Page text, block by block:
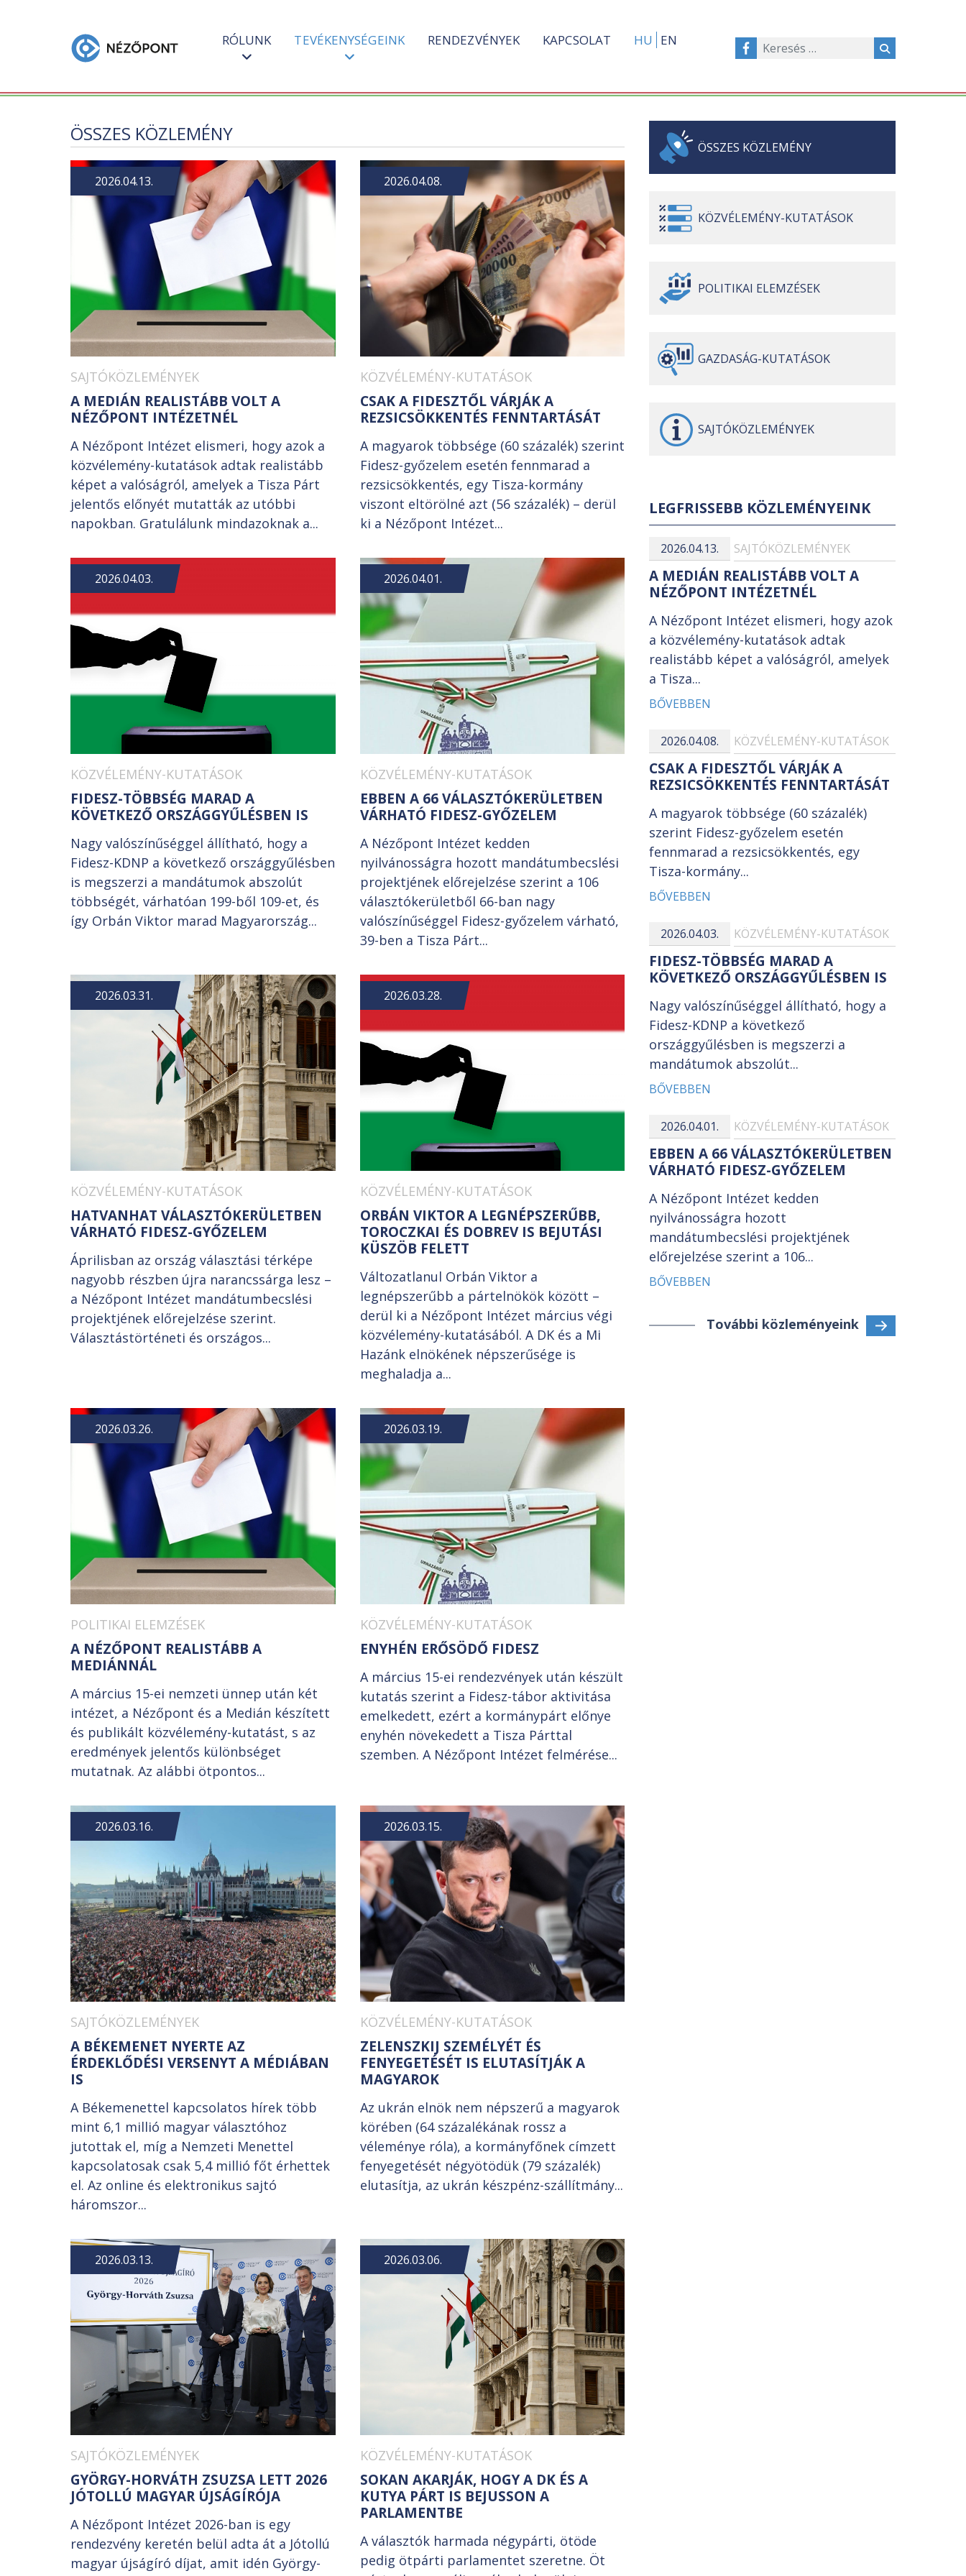
RÓLUNK TEVÉKENYSÉGEINK RENDEZVÉNYEK KAPCSOLAT HU EN
ÖSSZES KÖZLEMÉNY
2026.04.13.
SAJTÓKÖZLEMÉNYEK
A MEDIÁN REALISTÁBB VOLT A
NÉZŐPONT INTÉZETNÉL
A Nézőpont Intézet elismeri, hogy azok a
közvélemény-kutatások adtak realistább
képet a valóságról, amelyek a Tisza Párt
jelentős előnyét mutatták az utóbbi
napokban. Gratulálunk mindazoknak a...
2026.04.08.
KÖZVÉLEMÉNY-KUTATÁSOK
CSAK A FIDESZTŐL VÁRJÁK A
REZSICSÖKKENTÉS FENNTARTÁSÁT
A magyarok többsége (60 százalék) szerint
Fidesz-győzelem esetén fennmarad a
rezsicsökkentés, egy Tisza-kormány
viszont eltörölné azt (56 százalék) – derül
ki a Nézőpont Intézet...
2026.04.03.
KÖZVÉLEMÉNY-KUTATÁSOK
FIDESZ-TÖBBSÉG MARAD A
KÖVETKEZŐ ORSZÁGGYŰLÉSBEN IS
Nagy valószínűséggel állítható, hogy a
Fidesz-KDNP a következő országgyűlésben
is megszerzi a mandátumok abszolút
többségét, várhatóan 199-ből 109-et, és
így Orbán Viktor marad Magyarország...
2026.04.01.
KÖZVÉLEMÉNY-KUTATÁSOK
EBBEN A 66 VÁLASZTÓKERÜLETBEN
VÁRHATÓ FIDESZ-GYŐZELEM
A Nézőpont Intézet kedden
nyilvánosságra hozott mandátumbecslési
projektjének előrejelzése szerint a 106
választókerületből 66-ban nagy
valószínűséggel Fidesz-győzelem várható,
39-ben a Tisza Párt...
2026.03.31.
KÖZVÉLEMÉNY-KUTATÁSOK
HATVANHAT VÁLASZTÓKERÜLETBEN
VÁRHATÓ FIDESZ-GYŐZELEM
Áprilisban az ország választási térképe
nagyobb részben újra narancssárga lesz –
a Nézőpont Intézet mandátumbecslési
projektjének előrejelzése szerint.
Választástörténeti és országos...
2026.03.28.
KÖZVÉLEMÉNY-KUTATÁSOK
ORBÁN VIKTOR A LEGNÉPSZERŰBB,
TOROCZKAI ÉS DOBREV IS BEJUTÁSI
KÜSZÖB FELETT
Változatlanul Orbán Viktor a
legnépszerűbb a pártelnökök között –
derül ki a Nézőpont Intézet március végi
közvélemény-kutatásából. A DK és a Mi
Hazánk elnökének népszerűsége is
meghaladja a...
2026.03.26.
POLITIKAI ELEMZÉSEK
A NÉZŐPONT REALISTÁBB A
MEDIÁNNÁL
A március 15-ei nemzeti ünnep után két
intézet, a Nézőpont és a Medián készített
és publikált közvélemény-kutatást, s az
eredmények jelentős különbséget
mutatnak. Az alábbi ötpontos...
2026.03.19.
KÖZVÉLEMÉNY-KUTATÁSOK
ENYHÉN ERŐSÖDŐ FIDESZ
A március 15-ei rendezvények után készült
kutatás szerint a Fidesz-tábor aktivitása
emelkedett, ezért a kormánypárt előnye
enyhén növekedett a Tisza Párttal
szemben. A Nézőpont Intézet felmérése...
2026.03.16.
SAJTÓKÖZLEMÉNYEK
A BÉKEMENET NYERTE AZ
ÉRDEKLŐDÉSI VERSENYT A MÉDIÁBAN
IS
A Békemenettel kapcsolatos hírek több
mint 6,1 millió magyar választóhoz
jutottak el, míg a Nemzeti Menettel
kapcsolatosak csak 5,4 millió főt érhettek
el. Az online és elektronikus sajtó
háromszor...
2026.03.15.
KÖZVÉLEMÉNY-KUTATÁSOK
ZELENSZKIJ SZEMÉLYÉT ÉS
FENYEGETÉSÉT IS ELUTASÍTJÁK A
MAGYAROK
Az ukrán elnök nem népszerű a magyarok
körében (64 százalékának rossz a
véleménye róla), a kormányfőnek címzett
fenyegetését négyötödük (79 százalék)
elutasítja, az ukrán készpénz-szállítmány...
2026.03.13.
SAJTÓKÖZLEMÉNYEK
GYÖRGY-HORVÁTH ZSUZSA LETT 2026
JÓTOLLÚ MAGYAR ÚJSÁGÍRÓJA
A Nézőpont Intézet 2026-ban is egy
rendezvény keretén belül adta át a Jótollú
magyar újságíró díjat, amit idén György-
2026.03.06.
KÖZVÉLEMÉNY-KUTATÁSOK
SOKAN AKARJÁK, HOGY A DK ÉS A
KUTYA PÁRT IS BEJUSSON A
PARLAMENTBE
A választók harmada négypárti, ötöde
pedig ötpárti parlamentet szeretne. Öt
ÖSSZES KÖZLEMÉNY
KÖZVÉLEMÉNY-KUTATÁSOK
POLITIKAI ELEMZÉSEK
GAZDASÁG-KUTATÁSOK
SAJTÓKÖZLEMÉNYEK
LEGFRISSEBB KÖZLEMÉNYEINK
2026.04.13. SAJTÓKÖZLEMÉNYEK
A MEDIÁN REALISTÁBB VOLT A
NÉZŐPONT INTÉZETNÉL
A Nézőpont Intézet elismeri, hogy azok
a közvélemény-kutatások adtak
realistább képet a valóságról, amelyek
a Tisza...
BŐVEBBEN
2026.04.08. KÖZVÉLEMÉNY-KUTATÁSOK
CSAK A FIDESZTŐL VÁRJÁK A
REZSICSÖKKENTÉS FENNTARTÁSÁT
A magyarok többsége (60 százalék)
szerint Fidesz-győzelem esetén
fennmarad a rezsicsökkentés, egy
Tisza-kormány...
BŐVEBBEN
2026.04.03. KÖZVÉLEMÉNY-KUTATÁSOK
FIDESZ-TÖBBSÉG MARAD A
KÖVETKEZŐ ORSZÁGGYŰLÉSBEN IS
Nagy valószínűséggel állítható, hogy a
Fidesz-KDNP a következő
országgyűlésben is megszerzi a
mandátumok abszolút...
BŐVEBBEN
2026.04.01. KÖZVÉLEMÉNY-KUTATÁSOK
EBBEN A 66 VÁLASZTÓKERÜLETBEN
VÁRHATÓ FIDESZ-GYŐZELEM
A Nézőpont Intézet kedden
nyilvánosságra hozott
mandátumbecslési projektjének
előrejelzése szerint a 106...
BŐVEBBEN
További közleményeink